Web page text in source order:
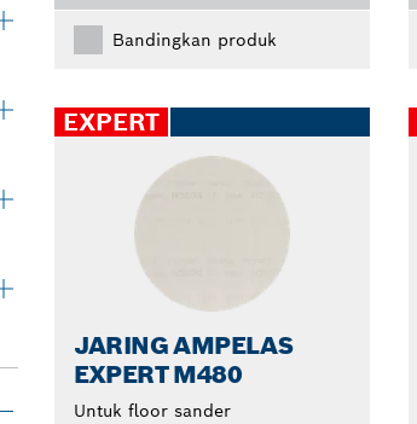
Bandingkan produk
EXPERT
JARING AMPELAS
EXPERT M480
Untuk floor sander